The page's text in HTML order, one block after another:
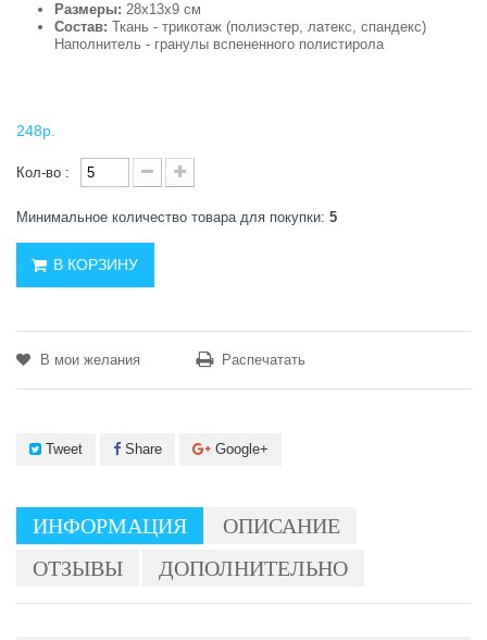
Размеры: 28х13х9 см
Состав: Ткань - трикотаж (полиэстер, латекс, спандекс)
Наполнитель - гранулы вспененного полистирола
248р.
Кол-во :
Минимальное количество товара для покупки: 5
В КОРЗИНУ
В мои желания Распечатать
Tweet Share Google+
ИНФОРМАЦИЯ
ОПИСАНИЕ
ОТЗЫВЫ
ДОПОЛНИТЕЛЬНО